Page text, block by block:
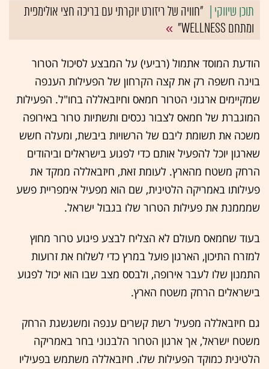
"חוויה של ריזורט יוקרתי עם בריכה חצי אולימפית
ומתחם WELLNESS"
הודעת המוסד אתמול (רביעי) על המבצע לסיכול הטרור
בוינה חשפה רק את קצה הקרחון של הפעילות הענפה
שמקיימים ארגוני הטרור חמאס וחיזבאללה בחו"ל. הפעילות
המוגברת של חמאס לצבור נכסים ותשתיות טרור באירופה
משכה את תשומת ליבם של הרשויות ביבשת, ומעלה חשש
שארגון יוכל להפעיל אותם כדי לפגוע בישראלים וביהודים
הרחק משטח מהארץ. לעומת זאת, חיזבאללה ממקד את
פעילותו באמריקה הלטינית, שם הוא מפעיל אימפריית פשע
שמממנת את פעילות הטרור שלו בגבול ישראל.
בעוד שחמאס מעולם לא הצליח לבצע פיגוע טרור מחוץ
למזרח התיכון, הארגון פועל במרץ כדי לשלוח את זרועות
התמנון שלו לעבר אירופה, ולבסס מצב שבו הוא יכול לפגוע
בישראלים הרחק משטח הארץ.
גם חיזבאללה מפעיל רשת קשרים ענפה ומשגשגת הרחק
משטח ישראל, אך ארגון הטרור הלבנוני בחר באמריקה
הלטינית כמוקד הפעילות שלו. חיזבאללה משתמש בפעיליו